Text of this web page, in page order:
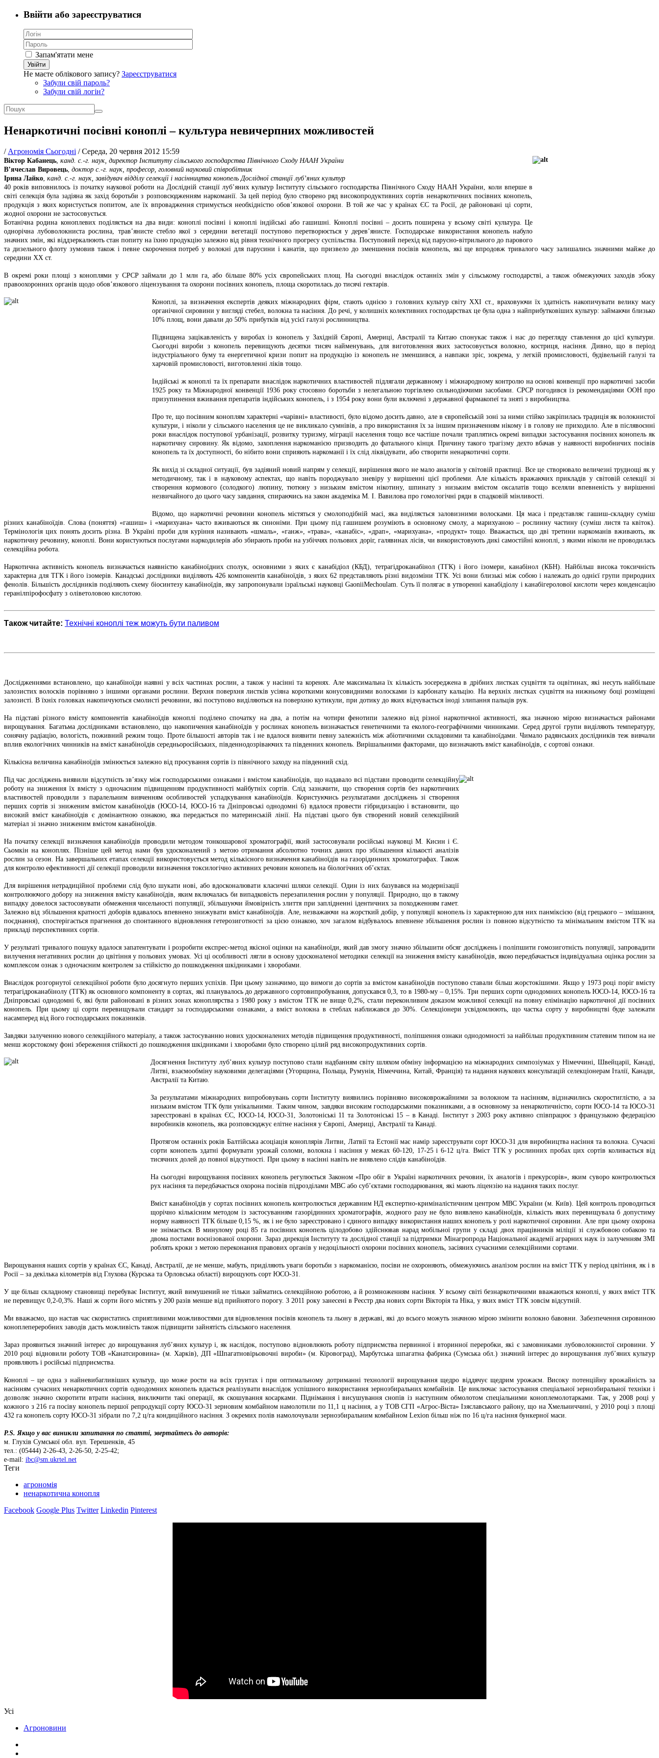
Ввійти або зареєструватися
Запам'ятати мене
Увійти
Не маєте облікового запису? Зареєструватися
Забули свій пароль?
Забули свій логін?
Ненаркотичні посівні коноплі – культура невичерпних можливостей
/ Агрономія Сьогодні /Середа, 20 червня 2012 15:59
Віктор Кабанець, канд. с.-г. наук, директор Інституту сільського господарства Північного Сходу НААН України
В’ячеслав Вировець, доктор с.-г. наук, професор, головний науковий співробітник
Ірина Лайко, канд. с.-г. наук, завідувач відділу селекції і насінництва конопель Дослідної станції луб’яних культур
40 років виповнилось із початку наукової роботи на Дослідній станції луб’яних культур Інституту сільського господарства Північного Сходу НААН України, коли вперше в
світі селекція була задіяна як захід боротьби з розповсюдженням наркоманії. За цей період було створено ряд високопродуктивних сортів ненаркотичних посівних конопель,
продукція з яких користується попитом, але їх впровадження стримується необхідністю обов’язкової охорони. В той же час у країнах ЄС та Росії, де районовані ці сорти,
жодної охорони не застосовується.
Ботанічна родина коноплевих поділяється на два види: коноплі посівні і коноплі індійські або гашишні. Коноплі посівні – досить поширена у всьому світі культура. Це
однорічна лубоволокниста рослина, трав’янисте стебло якої з середини вегетації поступово перетворюється у дерев’янисте. Господарське використання конопель набуло
значних змін, які віддзеркалюють стан попиту на їхню продукцію залежно від рівня технічного прогресу суспільства. Поступовий перехід від парусно-вітрильного до парового
та дизельного флоту зумовив також і певне скорочення потреб у волокні для парусини і канатів, що призвело до зменшення посівів конопель, які ще впродовж тривалого часу залишались значними майже до
середини ХХ ст.
В окремі роки площі з коноплями у СРСР займали до 1 млн га, або більше 80% усіх європейських площ. На сьогодні внаслідок останніх змін у сільському господарстві, а також обмежуючих заходів збоку
правоохоронних органів щодо обов’язкового ліцензування та охорони посівних конопель, площа скоротилась до тисячі гектарів.
Коноплі, за визначення експертів деяких міжнародних фірм, стають однією з головних культур світу ХХІ ст., враховуючи їх здатність накопичувати велику масу
органічної сировини у вигляді стебел, волокна та насіння. До речі, у колишніх колективних господарствах це була одна з найприбутковіших культур: займаючи близько
10% площ, вони давали до 50% прибутків від усієї галузі рослинництва.
Підвищена зацікавленість у виробах із конопель у Західній Європі, Америці, Австралії та Китаю спонукає також і нас до перегляду ставлення до цієї культури.
Сьогодні вироби з конопель перевищують десятки тисяч найменувань, для виготовлення яких застосовується волокно, костриця, насіння. Дивно, що в період
індустріального буму та енергетичної кризи попит на продукцію із конопель не зменшився, а навпаки зріс, зокрема, у легкій промисловості, будівельній галузі та
харчовій промисловості, виготовленні ліків тощо.
Індійські ж коноплі та їх препарати внаслідок наркотичних властивостей підлягали державному і міжнародному контролю на основі конвенції про наркотичні засоби
1925 року та Міжнародної конвенції 1936 року стосовно боротьби з нелегальною торгівлею сильнодіючими засобами. СРСР погодився із рекомендаціями ООН про
призупинення вживання препаратів індійських конопель, і з 1954 року вони були включені з державної фармакопеї та зняті з виробництва.
Про те, що посівним коноплям характерні «чарівні» властивості, було відомо досить давно, але в європейській зоні за ними стійко закріпилась традиція як волокнистої
культури, і ніколи у сільського населення це не викликало сумнівів, а про використання їх за іншим призначенням нікому і в голову не приходило. Але в післявоєнні
роки внаслідок поступової урбанізації, розвитку туризму, міграції населення тощо все частіше почали траплятись окремі випадки застосування посівних конопель як
наркотичну сировину. Як відомо, захоплення наркоманією призводить до фатального кінця. Причину такого трагізму дехто вбачав у наявності виробничих посівів
конопель та їх доступності, бо нібито вони сприяють наркоманії і їх слід ліквідувати, або створити ненаркотичні сорти.
Як вихід зі складної ситуації, був задіяний новий напрям у селекції, вирішення якого не мало аналогів у світовій практиці. Все це створювало величезні труднощі як у
методичному, так і в науковому аспектах, що навіть породжувало зневіру у вирішенні цієї проблеми. Але кількість вражаючих прикладів у світовій селекції зі
створення кормового (солодкого) люпину, тютюну з низьким вмістом нікотину, шпинату з низьким вмістом оксалатів тощо вселяли впевненість у вирішенні
незвичайного до цього часу завдання, спираючись на закон академіка М. І. Вавилова про гомологічні ряди в спадковій мінливості.
Відомо, що наркотичні речовини конопель містяться у смолоподібній масі, яка виділяється заловизними волосками. Ця маса і представляє гашиш-складну суміш
різних канабіноїдів. Слова (поняття) «гашиш» і «марихуана» часто вживаються як синоніми. При цьому під гашишем розуміють в основному смолу, а марихуаною – рослинну частину (суміш листя та квіток).
Термінологія цих понять досить різна. В Україні проби для куріння називають «шмаль», «ганж», «трава», «канабіс», «драп», «марихуана», «продукт» тощо. Вважається, що дві третини наркоманів вживають, як
наркотичну речовину, коноплі. Вони користуються послугами наркодилерів або збирають проби на узбіччях польових доріг, галявинах лісів, чи використовують дикі самостійні коноплі, з якими ніколи не проводилась
селекційна робота.
Наркотична активність конопель визначається наявністю канабіноїдних сполук, основними з яких є канабідіол (КБД), тетрагідроканабінол (ТГК) і його ізомери, канабінол (КБН). Найбільш висока токсичність
характерна для ТГК і його ізомерів. Канадські дослідники виділяють 426 компонентів канабіноїдів, з яких 62 представляють різні видозміни ТГК. Усі вони близькі між собою і належать до однієї групи природних
фенолів. Більшість дослідників поділяють схему біосинтезу канабіноїдів, яку запропонували ізраїльські науковці GaoniiMechoulam. Суть її полягає в утворенні канабідіолу і канабігеролової кислоти через конденсацію
геранілпірофосфату з оліветоловою кислотою.
Також читайте: Технічні коноплі теж можуть бути паливом
Дослідженнями встановлено, що канабіноїди наявні у всіх частинах рослин, а також у насінні та коренях. Але максимальна їх кількість зосереджена в дрібних листках суцвіття та оцвітинах, які несуть найбільше
залозистих волосків порівняно з іншими органами рослини. Верхня поверхня листків усіяна короткими конусовидними волосками із карбонату кальцію. На верхніх листках суцвіття на нижньому боці розміщені
залозисті. В їхніх головках накопичуються смолисті речовини, які поступово виділяються на поверхню кутикули, при дотику до яких відчувається іноді злипання пальців рук.
На підставі різного вмісту компонентів канабіноїдів коноплі поділено спочатку на два, а потім на чотири фенотипи залежно від різної наркотичної активності, яка значною мірою визначається районами
вирощування. Багатьма дослідниками встановлено, що накопичення канабіноїдів у рослинах конопель визначається генетичними та еколого-географічними чинниками. Серед другої групи виділяють температуру,
сонячну радіацію, вологість, поживний режим тощо. Проте більшості авторів так і не вдалося виявити певну залежність між абіотичними складовими та канабіноїдами. Чимало радянських дослідників теж вивчали
вплив екологічних чинників на вміст канабіноїдів середньоросійських, південнодозріваючих та південних конопель. Вирішальними факторами, що визначають вміст канабіноїдів, є сортові ознаки.
Кількісна величина канабіноїдів змінюється залежно від просування сортів із північного заходу на південний схід.
Під час досліджень виявили відсутність зв’язку між господарськими ознаками і вмістом канабіноїдів, що надавало всі підстави проводити селекційну
роботу на зниження їх вмісту з одночасним підвищенням продуктивності майбутніх сортів. Слід зазначити, що створення сортів без наркотичних
властивостей проводили з паралельним вивченням особливостей успадкування канабіноїдів. Користуючись результатами досліджень зі створення
перших сортів зі зниженим вмістом канабіноїдів (ЮСО-14, ЮСО-16 та Дніпровські однодомні 6) вдалося провести гібридизацію і встановити, що
високий вміст канабіноїдів є домінантною ознакою, яка передається по материнській лінії. На підставі цього був створений новий селекційний
матеріал зі значно зниженим вмістом канабіноїдів.
На початку селекції визначення канабіноїдів проводили методом тонкошарової хроматографії, який застосовували російські науковці М. Кисин і Є.
Сьомкін на коноплях. Пізніше цей метод нами був удосконалений з метою отримання абсолютно точних даних про збільшення кількості аналізів
рослин за сезон. На завершальних етапах селекції використовується метод кількісного визначення канабіноїдів на газорідинних хроматографах. Також
для контролю ефективності дії селекції проводили визначення токсилогічно активних речовин конопель на біологічних об’єктах.
Для вирішення нетрадиційної проблеми слід було шукати нові, або вдосконалювати класичні шляхи селекції. Один із них базувався на модернізації
контролюючого добору на зниження вмісту канабіноїдів, яким включалась би випадковість перезапилення рослин у популяції. Природно, що в такому
випадку довелося застосовувати обмеження чисельності популяції, збільшуючи ймовірність злиття при заплідненні ідентичних за походженням гамет.
Залежно від збільшення кратності доборів вдавалось впевнено знижувати вміст канабіноїдів. Але, незважаючи на жорсткий добір, у популяції конопель із характерною для них панміксією (від грецького – змішання,
поєднання), спостерігається прагнення до спонтанного відновлення гетерозиготності за цією ознакою, хоч загалом відбувалось впевнене збільшення рослин із повною відсутністю та мінімальним вмістом ТГК на
прикладі перспективних сортів.
У результаті тривалого пошуку вдалося запатентувати і розробити експрес-метод якісної оцінки на канабіноїди, який дав змогу значно збільшити обсяг досліджень і поліпшити гомозиготність популяції, запровадити
вилучення негативних рослин до цвітіння у польових умовах. Усі ці особливості лягли в основу удосконаленої методики селекції на зниження вмісту канабіноїдів, якою передбачається індивідуальна оцінка рослин за
комплексом ознак з одночасним контролем за стійкістю до пошкодження шкідниками і хворобами.
Внаслідок розгорнутої селекційної роботи було досягнуто перших успіхів. При цьому зазначимо, що вимоги до сортів за вмістом канабіноїдів поступово ставали більш жорстокішими. Якщо у 1973 році поріг вмісту
тетрагідроканабінолу (ТГК) як основного компоненту в сортах, які планувалось до державного сортовипробування, допускався 0,3, то в 1980-му – 0,15%. Три перших сорти однодомних конопель ЮСО-14, ЮСО-16 та
Дніпровські однодомні 6, які були районовані в різних зонах коноплярства з 1980 року з вмістом ТГК не вище 0,2%, стали переконливим доказом можливої селекції на повну елімінацію наркотичної дії посівних
конопель. При цьому ці сорти перевищували стандарт за господарськими ознаками, а вміст волокна в стеблах наближався до 30%. Селекціонери усвідомлюють, що частка сорту у виробництві буде залежати
насамперед від його господарських показників.
Завдяки залученню нового селекційного матеріалу, а також застосуванню нових удосконалених методів підвищення продуктивності, поліпшення ознаки однодомності за найбільш продуктивним статевим типом на не
менш жорстокому фоні збереження стійкості до пошкодження шкідниками і хворобами було створено цілий ряд високопродуктивних сортів.
Досягнення Інституту луб’яних культур поступово стали надбанням світу шляхом обміну інформацією на міжнародних симпозіумах у Німеччині, Швейцарії, Канаді,
Литві, взаємообміну науковими делегаціями (Угорщина, Польща, Румунія, Німеччина, Китай, Франція) та надання наукових консультацій селекціонерам Італії, Канади,
Австралії та Китаю.
За результатами міжнародних випробовувань сорти Інституту виявились порівняно високоврожайними за волокном та насінням, відзначились скоростиглістю, а за
низьким вмістом ТГК були унікальними. Таким чином, завдяки високим господарськими показниками, а в основному за ненаркотичністю, сорти ЮСО-14 та ЮСО-31
зареєстровані в країнах ЄС, ЮСО-14, ЮСО-31, Золотоніські 11 та Золотоніські 15 – в Канаді. Інститут з 2003 року активно співпрацює з французькою федерацією
виробників конопель, яка розповсюджує елітне насіння у Європі, Америці, Австралії та Канаді.
Протягом останніх років Балтійська асоціація коноплярів Литви, Латвії та Естонії має намір зареєструвати сорт ЮСО-31 для виробництва насіння та волокна. Сучасні
сорти конопель здатні формувати урожай соломи, волокна і насіння у межах 60-120, 17-25 і 6-12 ц/га. Вміст ТГК у рослинних пробах цих сортів коливається від
тисячних долей до повної відсутності. При цьому в насінні навіть не виявлено слідів канабіноїдів.
На сьогодні вирощування посівних конопель регулюється Законом «Про обіг в Україні наркотичних речовин, їх аналогів і прекурсорів», яким суворо контролюється
рух насіння та передбачається охорона посівів підрозділами МВС або суб’єктами господарювання, які мають ліцензію на надання таких послуг.
Вміст канабіноїдів у сортах посівних конопель контролюється державним НД експертно-криміналістичним центром МВС України (м. Київ). Цей контроль проводиться
щорічно кількісним методом із застосуванням газорідинних хроматографів, жодного разу не було виявлено канабіноїдів, кількість яких перевищувала б допустиму
норму наявності ТГК більше 0,15 %, як і не було зареєстровано і єдиного випадку використання наших конопель у ролі наркотичної сировини. Але при цьому охорона
не знімається. В минулому році 85 га посівних конопель цілодобово здійснював нарад мобільної групи у складі двох працівників міліції зі службовою собакою та
двома постами воєнізованої охорони. Зараз дирекція Інституту та дослідної станції за підтримки Мінагропрода Національної академії аграрних наук із залученням ЗМІ
роблять кроки з метою переконання правових органів у недоцільності охорони посівних конопель, засіяних сучасними селекційними сортами.
Вирощування наших сортів у країнах ЄС, Канаді, Австралії, де не менше, мабуть, приділяють уваги боротьби з наркоманією, посіви не охороняють, обмежуючись аналізом рослин на вміст ТГК у період цвітіння, як і в
Росії – за декілька кілометрів від Глухова (Курська та Орловська області) вирощують сорт ЮСО-31.
У ще більш складному становищі перебуває Інститут, який вимушений не тільки займатись селекційною роботою, а й розмноженням насіння. У всьому світі безнаркотичними вважаються коноплі, у яких вміст ТГК
не перевищує 0,2-0,3%. Наші ж сорти його містять у 200 разів менше від прийнятого порогу. З 2011 року занесені в Реєстр два нових сорти Вікторія та Ніка, у яких вміст ТГК зовсім відсутній.
Ми вважаємо, що настав час скористатись сприятливими можливостями для відновлення посівів конопель та льону в державі, які до всього можуть значною мірою змінити волокно бавовни. Забезпечення сировиною
коноплепереробних заводів дасть можливість також підвищити зайнятість сільського населення.
Зараз проявиться значний інтерес до вирощування луб’яних культур і, як наслідок, поступово відновлюють роботу підприємства первинної і вторинної переробки, які є замовниками лубоволокнистої сировини. У
2010 році відновили роботу ТОВ «Канатсировина» (м. Харків), ДП «Шпагатновірьовочні вироби» (м. Кіровоград), Марбутська шпагатна фабрика (Сумська обл.) значний інтерес до вирощування луб’яних культур
проявляють і російські підприємства.
Коноплі – це одна з найневибагливіших культур, що може рости на всіх грунтах і при оптимальному дотриманні технології вирощування щедро віддячує щедрим урожаєм. Високу потенційну врожайність за
насінням сучасних ненаркотичних сортів однодомних конопель вдається реалізувати внаслідок успішного використання зернозбиральних комбайнів. Це виключає застосування спеціальної зернозбиральної техніки і
дозволяє значно скоротити втрати насіння, виключити такі операції, як скошування косарками. Піднімання і висушування снопів із наступним обмолотом спеціальними коноплемолотарками. Так, у 2008 році у
кожного з 216 га посіву конопель першої репродукції сорту ЮСО-31 зерновим комбайном намолотили по 11,1 ц насіння, а у ТОВ СГП «Агрос-Віста» Ізяславського району, що на Хмельниччині, у 2010 році з площі
432 га конопель сорту ЮСО-31 зібрали по 7,2 ц/га кондиційного насіння. З окремих полів намолочували зернозбиральним комбайном Lexion більш ніж по 16 ц/га насіння бункерної маси.
P.S. Якщо у вас виникли запитання по статті, звертайтесь до авторів:
м. Глухів Сумської обл. вул. Терешенків, 45
тел.: (05444) 2-26-43, 2-26-50, 2-25-42;
e-mail: ibc@sm.ukrtel.net
Теги
агрономія
ненаркотична конопля
Facebook Google Plus Twitter Linkedin Pinterest
Усі
Агроновини